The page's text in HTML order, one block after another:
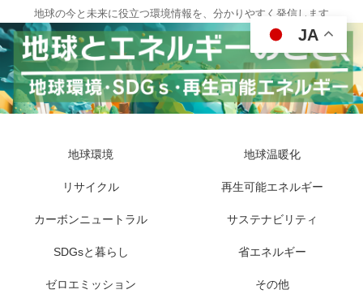
地球の今と未来に役立つ環境情報を、分かりやすく発信します
地球環境 地球温暖化
リサイクル 再生可能エネルギー
カーボンニュートラル サステナビリティ
SDGsと暮らし 省エネルギー
ゼロエミッション その他
JA